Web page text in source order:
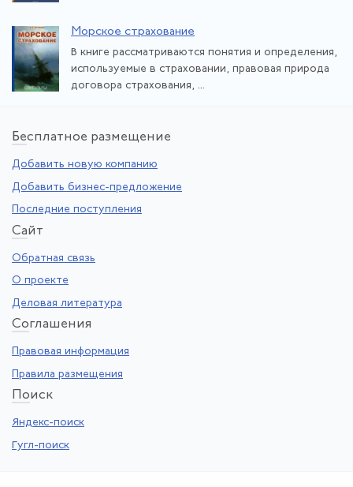
Морское страхование
В книге рассматриваются понятия и определения,
используемые в страховании, правовая природа
договора страхования, ...
Бесплатное размещение
Добавить новую компанию
Добавить бизнес-предложение
Последние поступления
Сайт
Обратная связь
О проекте
Деловая литература
Соглашения
Правовая информация
Правила размещения
Поиск
Яндекс-поиск
Гугл-поиск